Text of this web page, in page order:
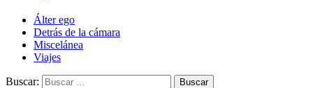
Álter ego
Detrás de la cámara
Miscelánea
Viajes
Buscar: